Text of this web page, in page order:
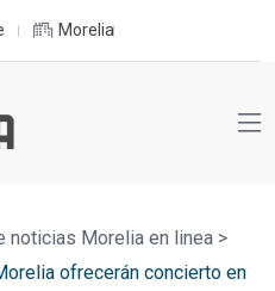
Morelia
noticias Morelia en linea >
ofrecerán concierto en